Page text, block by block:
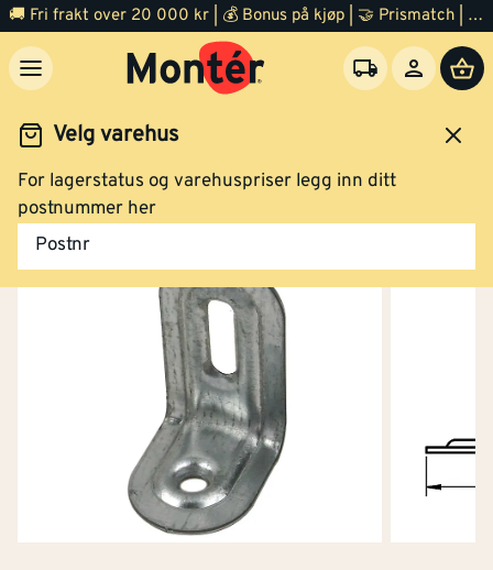
🚚 Fri frakt over 20 000 kr | 💰 Bonus på kjøp | 🤝 Prismatch | ⭐ 100% fornøyd garanti | 🏪 140 byggevarehus
Velg varehus
For lagerstatus og varehuspriser legg inn ditt
postnummer her
Postnr
Jernvare Hylleknekt
Vinkeljern 23 mm elforzinket
Klikk og hent